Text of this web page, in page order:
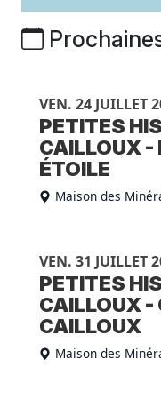
VEN. 24 JUILLET
PETITES
CAILLOUX -
ÉTOILE
Maison des
VEN. 31 JUILLET
PETITES
CAILLOUX -
CAILLOUX
Maison des